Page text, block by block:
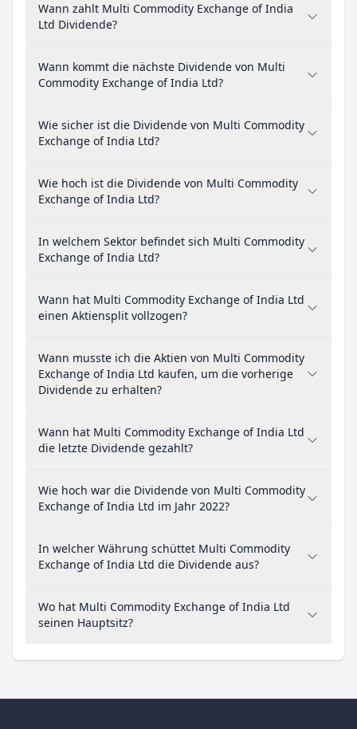
Wann zahlt Multi Commodity Exchange of India
Ltd Dividende?
Wann kommt die nächste Dividende von Multi
Commodity Exchange of India Ltd?
Wie sicher ist die Dividende von Multi Commodity
Exchange of India Ltd?
Wie hoch ist die Dividende von Multi Commodity
Exchange of India Ltd?
In welchem Sektor befindet sich Multi Commodity
Exchange of India Ltd?
Wann hat Multi Commodity Exchange of India Ltd
einen Aktiensplit vollzogen?
Wann musste ich die Aktien von Multi Commodity
Exchange of India Ltd kaufen, um die vorherige
Dividende zu erhalten?
Wann hat Multi Commodity Exchange of India Ltd
die letzte Dividende gezahlt?
Wie hoch war die Dividende von Multi Commodity
Exchange of India Ltd im Jahr 2022?
In welcher Währung schüttet Multi Commodity
Exchange of India Ltd die Dividende aus?
Wo hat Multi Commodity Exchange of India Ltd
seinen Hauptsitz?